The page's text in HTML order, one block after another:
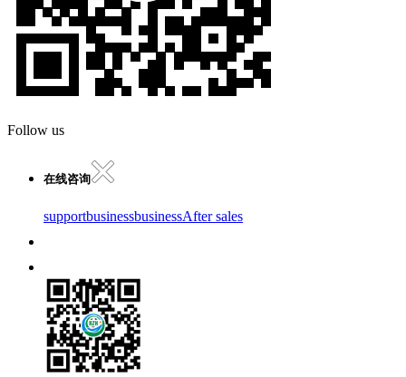
Follow us
在线咨询
supportbusinessbusinessAfter sales